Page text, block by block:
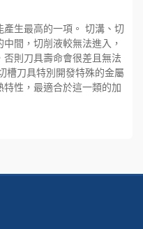
生最高的一項。 切溝、切
間，切削液較無法進入，
則刀具壽命會很差且無法
槽刀具特別開發特殊的金屬
性，最適合於這一類的加